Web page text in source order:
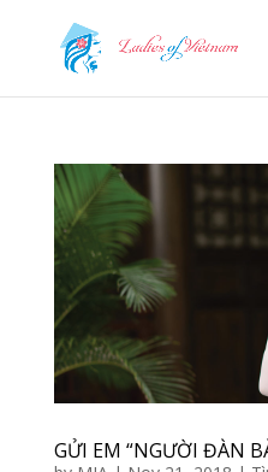
GỬI EM “NGƯỜI ĐÀN